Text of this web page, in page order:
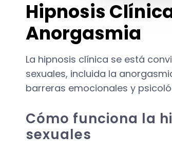
Hipnosis
Anorgasmia
La hipnosis clínica se está
sexuales, incluida la
barreras emocionales y
Cómo funciona la
sexuales